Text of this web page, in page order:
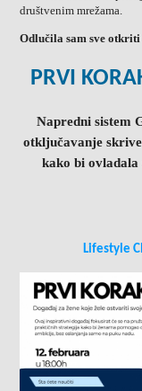
društvenim mrežama.
Odlučila sam sve
PRVI
Napredni sistem
otključavanje
kako bi
Lifestyle